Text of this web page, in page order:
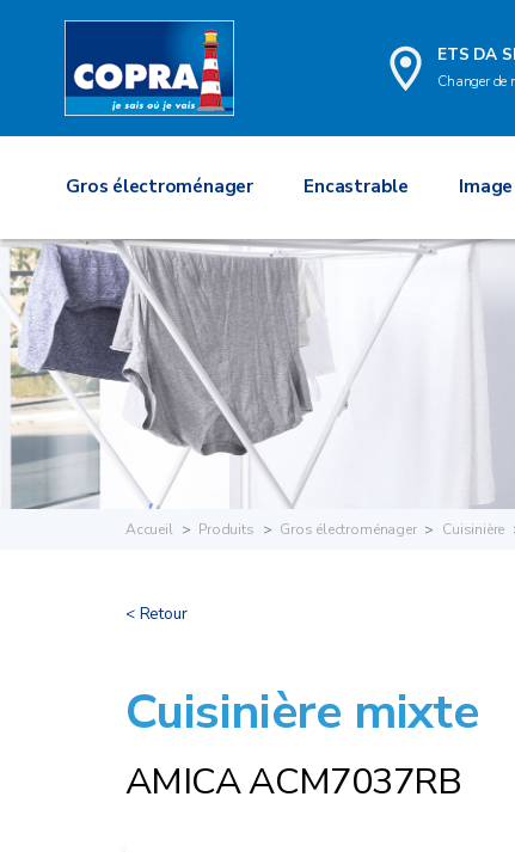
ETS DA
Changer de
Gros électroménager Encastrable
Accueil Produits Gros électroménager Cuisinière
< Retour
Cuisinière mixte
AMICA ACM7037RB